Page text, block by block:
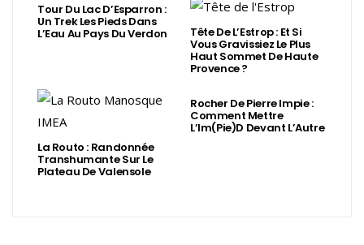
Tour Du Lac D’Esparron :
Un Trek Les Pieds Dans
L’Eau Au Pays Du Verdon Tête De L’Estrop : Et Si
Vous Gravissiez Le Plus
Haut Sommet De Haute
Provence ?
La Routo : Randonnée
Transhumante Sur Le
Plateau De Valensole
Rocher De Pierre Impie :
Comment Mettre
L’Im(Pie)d Devant L’Autre